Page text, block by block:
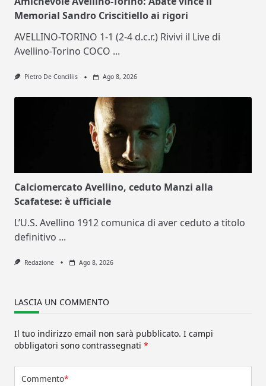
Memorial Sandro Criscitiello ai rigori
AVELLINO-TORINO 1-1 (2-4 d.c.r.) Rivivi il Live di
Avellino-Torino COCO ...
Pietro De Conciliis Ago 8, 2026
Calciomercato Avellino, ceduto Manzi alla
Scafatese: è ufficiale
L’U.S. Avellino 1912 comunica di aver ceduto a titolo
definitivo ...
Redazione Ago 8, 2026
LASCIA UN COMMENTO
Il tuo indirizzo email non sarà pubblicato. I campi
obbligatori sono contrassegnati *
Commento*